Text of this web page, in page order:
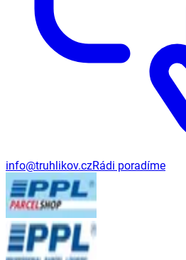
info@truhlikov.czRádi poradíme